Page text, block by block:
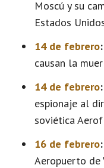
Moscú y su
Estados
14 de febrero:
causan la
14 de febrero:
espionaje al
soviética
16 de febrero:
Aeropuerto de